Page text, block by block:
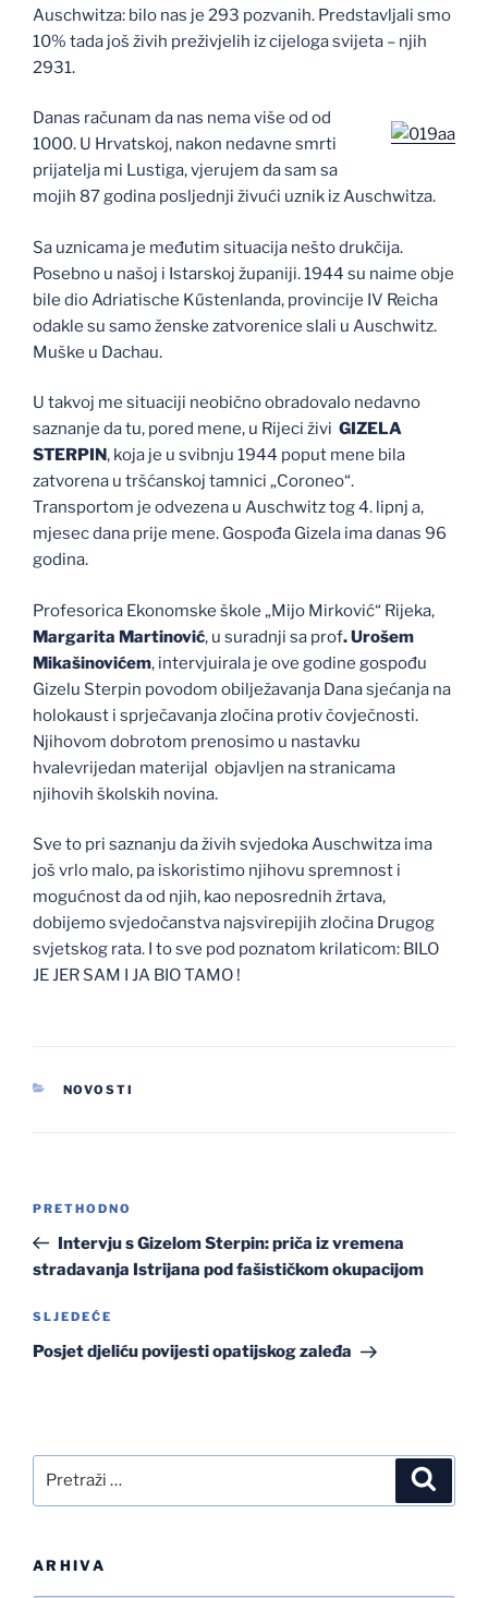
Auschwitza: bilo nas je 293 pozvanih. Predstavljali smo
10% tada još živih preživjelih iz cijeloga svijeta – njih
2931.
Danas računam da nas nema više od od
1000. U Hrvatskoj, nakon nedavne smrti
prijatelja mi Lustiga, vjerujem da sam sa
mojih 87 godina posljednji živući uznik iz Auschwitza.
Sa uznicama je međutim situacija nešto drukčija.
Posebno u našoj i Istarskoj županiji. 1944 su naime obje
bile dio Adriatische Kűstenlanda, provincije IV Reicha
odakle su samo ženske zatvorenice slali u Auschwitz.
Muške u Dachau.
U takvoj me situaciji neobično obradovalo nedavno
saznanje da tu, pored mene, u Rijeci živi GIZELA
STERPIN, koja je u svibnju 1944 poput mene bila
zatvorena u tršćanskoj tamnici „Coroneo“.
Transportom je odvezena u Auschwitz tog 4. lipnj a,
mjesec dana prije mene. Gospođa Gizela ima danas 96
godina.
Profesorica Ekonomske škole „Mijo Mirković“ Rijeka,
Margarita Martinović, u suradnji sa prof. Urošem
Mikašinovićem, intervjuirala je ove godine gospođu
Gizelu Sterpin povodom obilježavanja Dana sjećanja na
holokaust i sprječavanja zločina protiv čovječnosti.
Njihovom dobrotom prenosimo u nastavku
hvalevrijedan materijal objavljen na stranicama
njihovih školskih novina.
Sve to pri saznanju da živih svjedoka Auschwitza ima
još vrlo malo, pa iskoristimo njihovu spremnost i
mogućnost da od njih, kao neposrednih žrtava,
dobijemo svjedočanstva najsvirepijih zločina Drugog
svjetskog rata. I to sve pod poznatom krilaticom: BILO
JE JER SAM I JA BIO TAMO !
KATEGORIJE
NOVOSTI
Prethodna
objava
PRETHODNO
Intervju s Gizelom Sterpin: priča iz vremena
stradavanja Istrijana pod fašističkom okupacijom
Sljedeća
objava
SLJEDEĆE
Posjet djeliću povijesti opatijskog zaleđa
ARHIVA